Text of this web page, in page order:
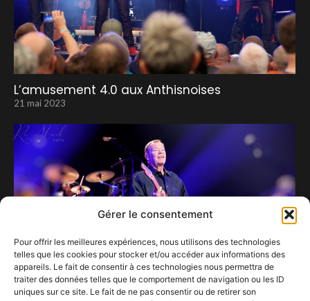
Gérer le consentement
Pour offrir les meilleures expériences, nous utilisons des technologies
telles que les cookies pour stocker et/ou accéder aux informations des
appareils. Le fait de consentir à ces technologies nous permettra de
traiter des données telles que le comportement de navigation ou les ID
uniques sur ce site. Le fait de ne pas consentir ou de retirer son
L’amusement 4.0 aux Anthisnoises
21 mai 2023